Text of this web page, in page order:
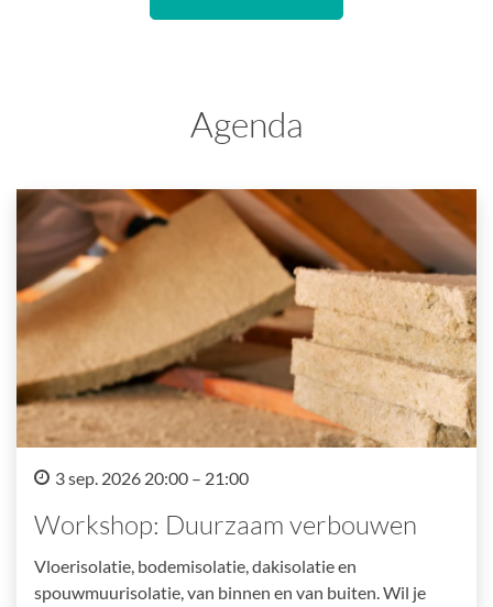
Agenda
3 sep. 2026 20:00 – 21:00
Workshop: Duurzaam verbouwen
Vloerisolatie, bodemisolatie, dakisolatie en
spouwmuurisolatie, van binnen en van buiten. Wil je